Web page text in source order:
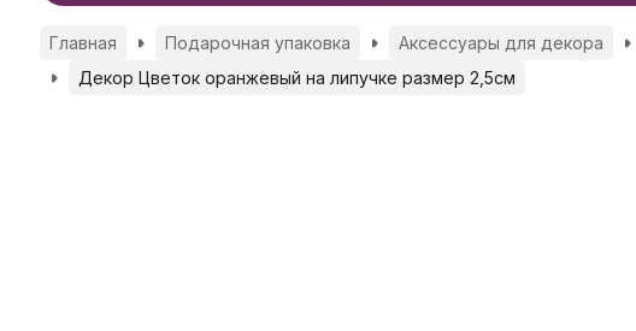
Главная Подарочная упаковка Аксессуары для декора
Декор Цветок оранжевый на липучке размер 2,5см